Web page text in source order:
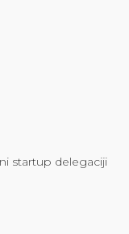
startup delegaciji